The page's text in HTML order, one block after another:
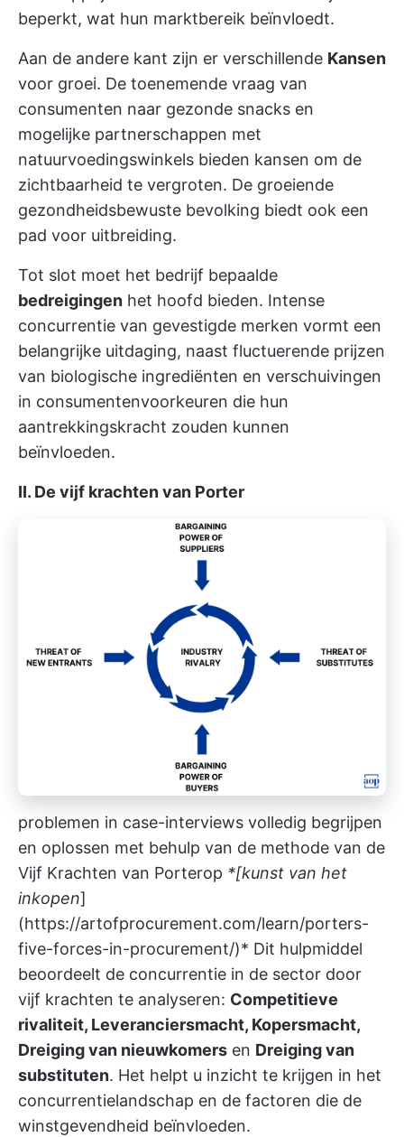
beperkt, wat hun marktbereik beïnvloedt.
Aan de andere kant zijn er verschillende Kansen
voor groei. De toenemende vraag van
consumenten naar gezonde snacks en
mogelijke partnerschappen met
natuurvoedingswinkels bieden kansen om de
zichtbaarheid te vergroten. De groeiende
gezondheidsbewuste bevolking biedt ook een
pad voor uitbreiding.
Tot slot moet het bedrijf bepaalde
bedreigingen het hoofd bieden. Intense
concurrentie van gevestigde merken vormt een
belangrijke uitdaging, naast fluctuerende prijzen
van biologische ingrediënten en verschuivingen
in consumentenvoorkeuren die hun
aantrekkingskracht zouden kunnen
beïnvloeden.
II. De vijf krachten van Porter
problemen in case-interviews volledig begrijpen
en oplossen met behulp van de methode van de
Vijf Krachten van Porterop *[kunst van het
inkopen]
(https://artofprocurement.com/learn/porters-
five-forces-in-procurement/)* Dit hulpmiddel
beoordeelt de concurrentie in de sector door
vijf krachten te analyseren: Competitieve
rivaliteit, Leveranciersmacht, Kopersmacht,
Dreiging van nieuwkomers en Dreiging van
substituten. Het helpt u inzicht te krijgen in het
concurrentielandschap en de factoren die de
winstgevendheid beïnvloeden.